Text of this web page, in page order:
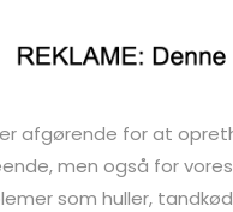
afgørende for at
men også for
som huller,